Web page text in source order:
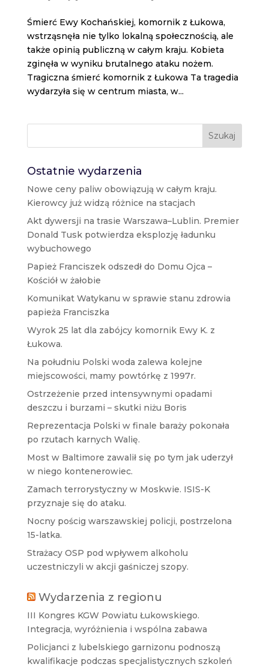
Śmierć Ewy Kochańskiej, komornik z Łukowa,
wstrząsnęła nie tylko lokalną społecznością, ale
także opinią publiczną w całym kraju. Kobieta
zginęła w wyniku brutalnego ataku nożem.
Tragiczna śmierć komornik z Łukowa Ta tragedia
wydarzyła się w centrum miasta, w...
Szukaj
Ostatnie wydarzenia
Nowe ceny paliw obowiązują w całym kraju.
Kierowcy już widzą różnice na stacjach
Akt dywersji na trasie Warszawa–Lublin. Premier
Donald Tusk potwierdza eksplozję ładunku
wybuchowego
Papież Franciszek odszedł do Domu Ojca –
Kościół w żałobie
Komunikat Watykanu w sprawie stanu zdrowia
papieża Franciszka
Wyrok 25 lat dla zabójcy komornik Ewy K. z
Łukowa.
Na południu Polski woda zalewa kolejne
miejscowości, mamy powtórkę z 1997r.
Ostrzeżenie przed intensywnymi opadami
deszczu i burzami – skutki niżu Boris
Reprezentacja Polski w finale baraży pokonała
po rzutach karnych Walię.
Most w Baltimore zawalił się po tym jak uderzył
w niego kontenerowiec.
Zamach terrorystyczny w Moskwie. ISIS-K
przyznaje się do ataku.
Nocny pościg warszawskiej policji, postrzelona
15-latka.
Strażacy OSP pod wpływem alkoholu
uczestniczyli w akcji gaśniczej szopy.
Wydarzenia z regionu
III Kongres KGW Powiatu Łukowskiego.
Integracja, wyróżnienia i wspólna zabawa
Policjanci z lubelskiego garnizonu podnoszą
kwalifikacje podczas specjalistycznych szkoleń